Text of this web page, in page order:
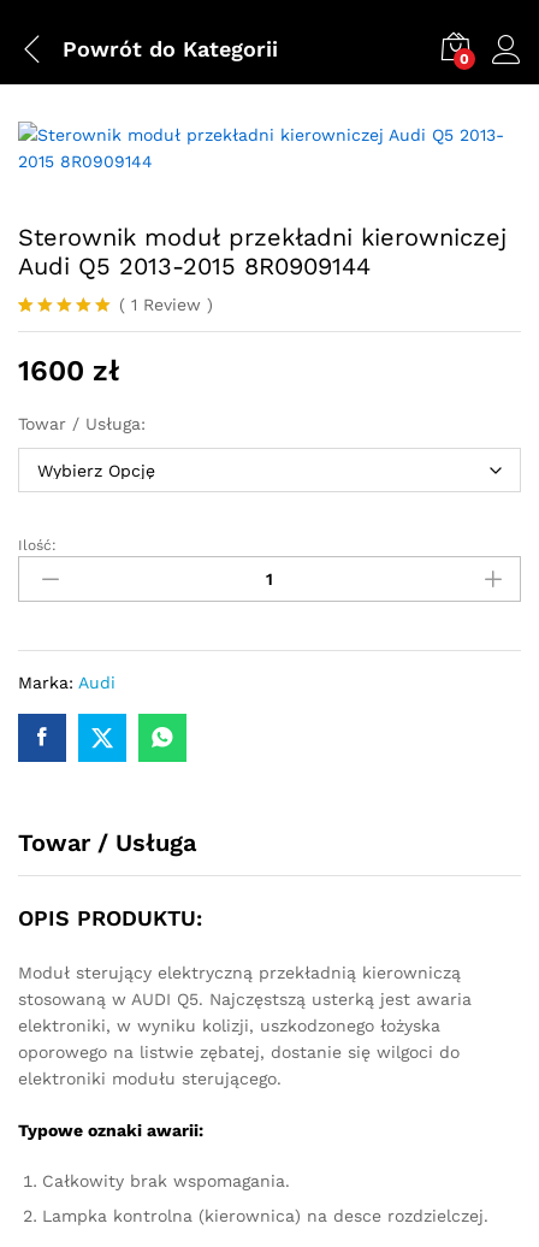
Powrót do Kategorii 0
Sterownik moduł przekładni kierowniczej
Audi Q5 2013-2015 8R0909144
Oceniony
podstawie
1
( 1 Review )
1600 zł
Towar / Usługa:
Sterownik
moduł
przekładni
Audi
Q5
2015
8R0909144
Ilość:
Marka: Audi
Towar / Usługa
OPIS PRODUKTU:
Moduł sterujący elektryczną przekładnią kierowniczą
stosowaną w AUDI Q5. Najczęstszą usterką jest awaria
elektroniki, w wyniku kolizji, uszkodzonego łożyska
oporowego na listwie zębatej, dostanie się wilgoci do
elektroniki modułu sterującego.
Typowe oznaki awarii:
Całkowity brak wspomagania.
Lampka kontrolna (kierownica) na desce rozdzielczej.